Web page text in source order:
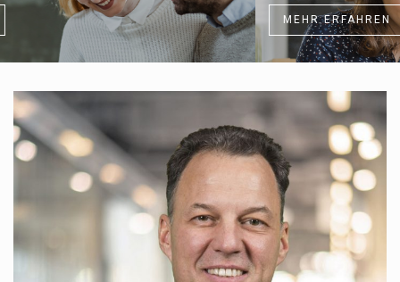
MEHR ERFAHREN